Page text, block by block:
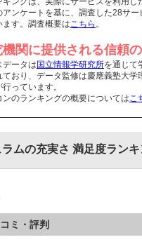
アンケートを基に、調査した28サー
ます。調査概要はこちら 。
関に提供される信頼
データは 国立情報学研究所を通じて
ており、データ監修は慶應義塾大学
行っています。
ンのランキングの概要についてはこ
ラムの充実さ 満足度ラン
ミ・評判